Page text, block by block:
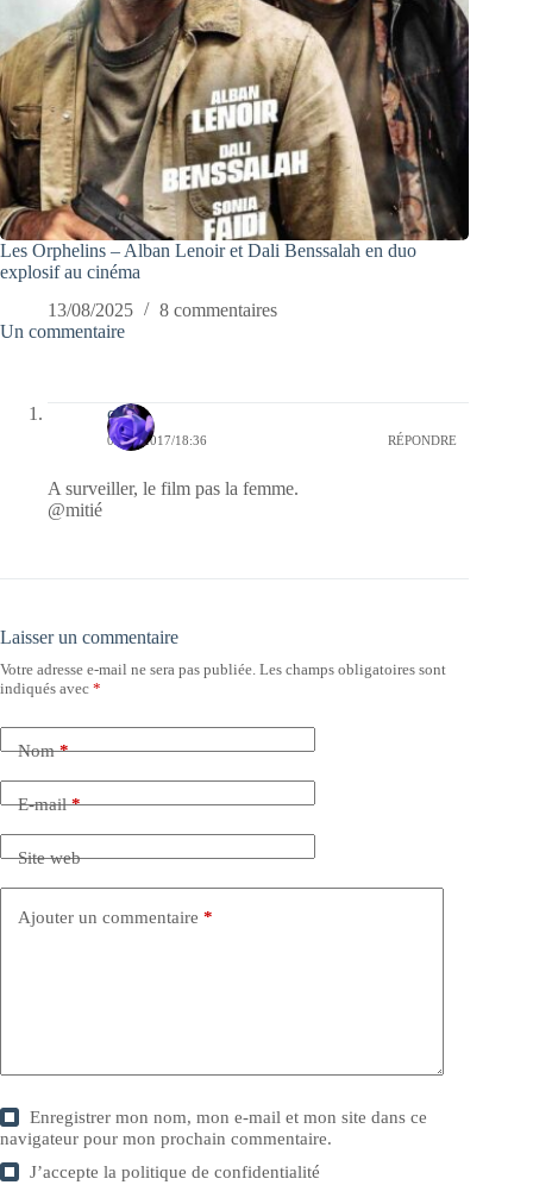
Les Orphelins – Alban Lenoir et Dali Benssalah en duo
explosif au cinéma
13/08/2025
8 commentaires
Un commentaire
covix
09/02/2017/18:36 RÉPONDRE
A surveiller, le film pas la femme.
@mitié
Laisser un commentaire
Votre adresse e-mail ne sera pas publiée. Les champs obligatoires sont
indiqués avec *
Nom*
E-mail*
Site web
Ajouter un commentaire *
Enregistrer mon nom, mon e-mail et mon site dans ce
navigateur pour mon prochain commentaire.
J’accepte lapolitique de confidentialité